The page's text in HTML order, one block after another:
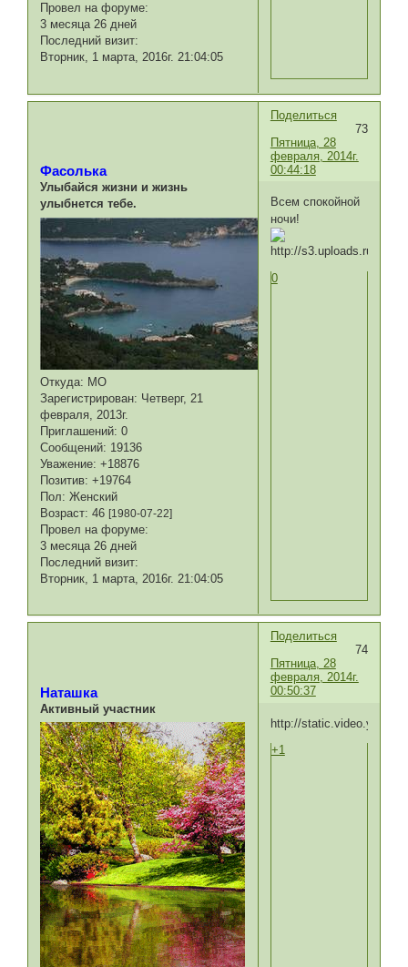
Провел на форуме:
3 месяца 26 дней
Последний визит:
Вторник, 1 марта, 2016г. 21:04:05
Поделиться
73
Пятница, 28
февраля, 2014г.
00:44:18
Фасолька
Улыбайся жизни и жизнь
улыбнется тебе.
Откуда: МО
Зарегистрирован: Четверг, 21
февраля, 2013г.
Приглашений: 0
Сообщений: 19136
Уважение: +18876
Позитив: +19764
Пол: Женский
Возраст: 46[1980-07-22]
Провел на форуме:
3 месяца 26 дней
Последний визит:
Вторник, 1 марта, 2016г. 21:04:05
Всем спокойной
ночи!
0
Поделиться
74
Пятница, 28
февраля, 2014г.
00:50:37
Наташка
Активный участник
http://
+1